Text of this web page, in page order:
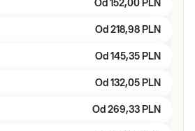
Od 152,00 PLN
Od 218,98 PLN
Od 145,35 PLN
Od 132,05 PLN
Od 269,33 PLN